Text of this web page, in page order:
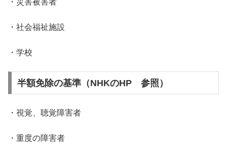
・社会福祉施設
・学校
半額免除の基準（NHKのHP 参照）
・視覚、聴覚障害者
・重度の障害者